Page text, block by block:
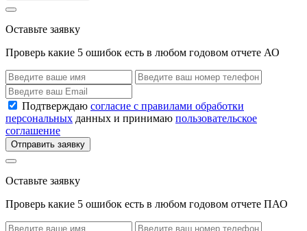
Оставьте заявку
Проверь какие 5 ошибок есть в любом годовом отчете АО
Подтверждаю согласие с правилами обработки
персональных данных и принимаю пользовательское
соглашение
Отправить заявку
Оставьте заявку
Проверь какие 5 ошибок есть в любом годовом отчете ПАО